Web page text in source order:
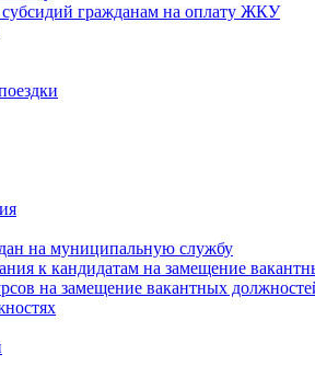
гражданам на оплату ЖКУ
на муниципальную службу
к кандидатам на замещение
на замещение вакантных